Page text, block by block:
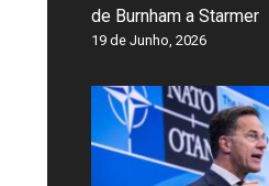
de Burnham a Starmer
19 de Junho, 2026